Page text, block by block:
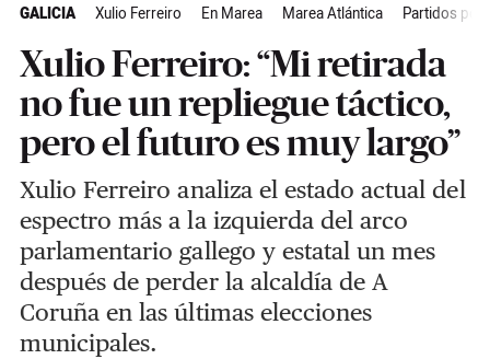
GALICIA Xulio Ferreiro En Marea Marea Atlántica Partidos
Xulio Ferreiro: “Mi retirada
no fue un repliegue táctico,
pero el futuro es muy largo”
Xulio Ferreiro analiza el estado actual del
espectro más a la izquierda del arco
parlamentario gallego y estatal un mes
después de perder la alcaldía de A
Coruña en las últimas elecciones
municipales.